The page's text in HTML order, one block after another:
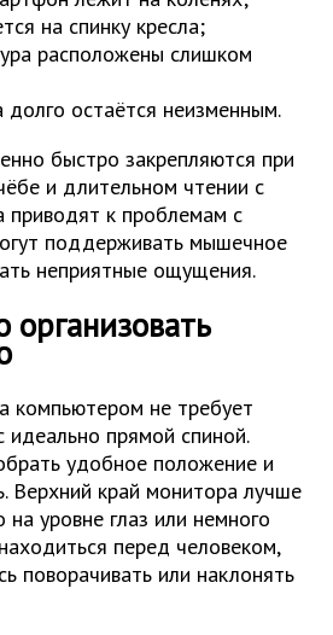
на спинку кресла;
расположены слишком
остаётся неизменным.
быстро закрепляются при
и длительном чтении с
приводят к проблемам с
поддерживать мышечное
неприятные ощущения.
организовать
компьютером не требует
прямой спиной.
удобное положение и
Верхний край монитора лучше
уровне глаз или немного
перед человеком,
поворачивать или наклонять